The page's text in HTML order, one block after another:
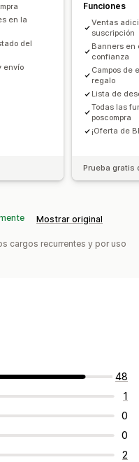
por cantidad
en la
del
envío
Funciones
Ventas
suscripción
Banners en
confianza
Campos de
regalo
Lista de
Todas las
poscompra
¡Oferta de
Prueba gratis
Mostrar original
cargos recurrentes y por uso
48
1
0
0
2